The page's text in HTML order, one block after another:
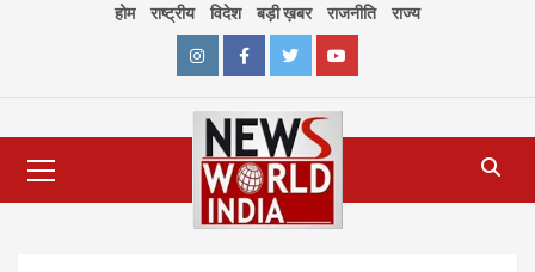
होम राष्ट्रीय विदेश बड़ी ख़बर राजनीति राज्य
InstagramFacebookTwitterYoutube
Menu